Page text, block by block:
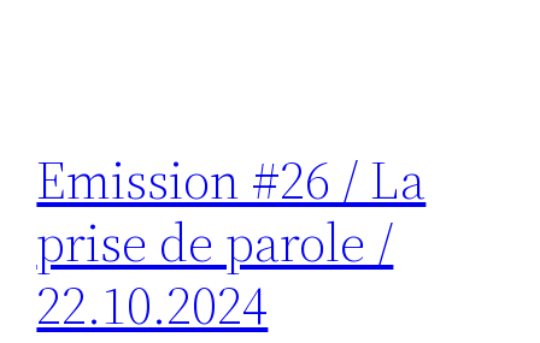
Emission #26 / La
prise de parole /
22.10.2024